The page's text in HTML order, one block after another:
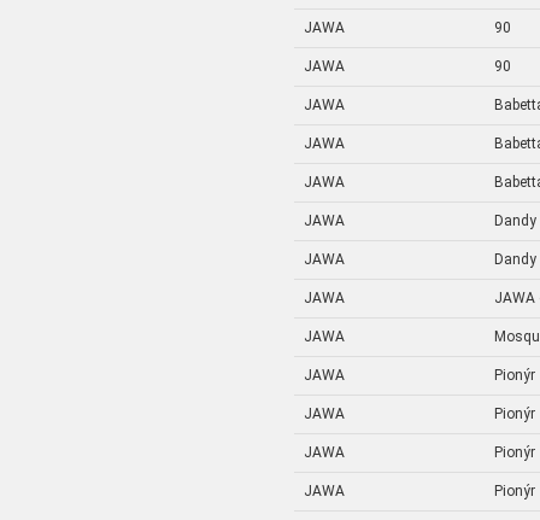
JAWA 90
JAWA 90
JAWA
JAWA
JAWA
JAWA Dandy
JAWA Dandy
JAWA
JAWA
JAWA Pionýr
JAWA Pionýr
JAWA Pionýr
JAWA Pionýr